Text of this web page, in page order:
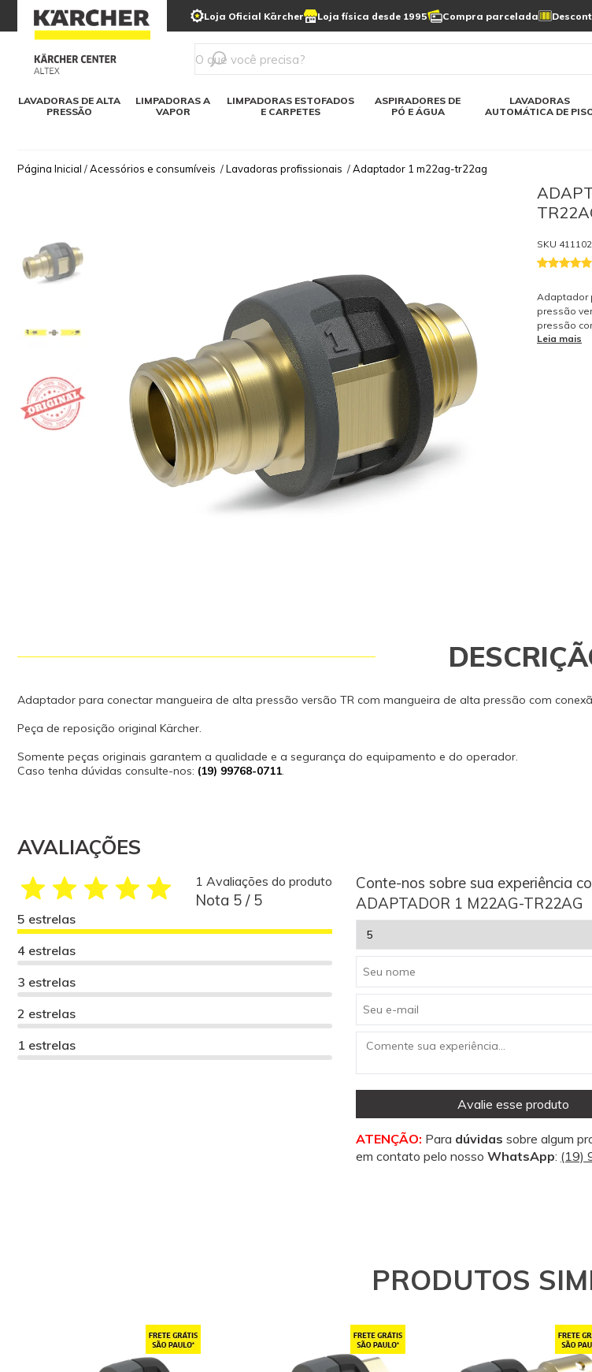
Loja Oficial Kärcher Loja física desde 1995 Compra parcelada
LAVADORAS DE ALTA
PRESSÃO
Detergentes
Linha a bateria
LIMPADORAS A
VAPOR
LIMPADORAS ESTOFADOS
E CARPETES
ASPIRADORES DE
PÓ E ÁGUA
Linha a bateria
LAVADORAS
AUTOMÁTICA DE
Lavadoras automática
Varredeiras automática
Varredeiras automática
Kärcher para o lar Soluções digitais
Limpeza de painel
solar
Página Inicial /Acessórios e consumíveis /Lavadoras profissionais /Adaptador 1 m22ag-tr22ag
SKU
Adaptador
pressão
pressão
reposição
Leia mais
Adaptador para conectar mangueira de alta pressão versão TR com mangueira de alta pressão com
Peça de reposição original Kärcher.
Somente peças originais garantem a qualidade e a segurança do equipamento e do operador.
Caso tenha dúvidas consulte-nos: (19) 99768-0711.
AVALIAÇÕES
1 Avaliações do produto
Nota 5 / 5
5 estrelas
4 estrelas
3 estrelas
2 estrelas
1 estrelas
Conte-nos sobre sua experiência
ADAPTADOR 1 M22AG-TR22AG
Avalie esse produto
ATENÇÃO: Para dúvidas sobre algum
em contato pelo nosso WhatsApp: (19)
PRODUTOS